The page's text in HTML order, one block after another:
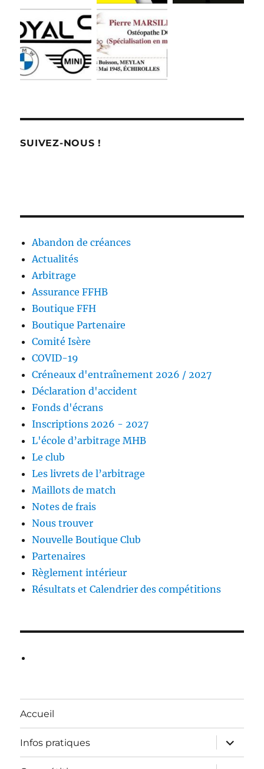
SUIVEZ-NOUS !
Abandon de créances
Actualités
Arbitrage
Assurance FFHB
Boutique FFH
Boutique Partenaire
Comité Isère
COVID-19
Créneaux d'entraînement 2026 / 2027
Déclaration d'accident
Fonds d'écrans
Inscriptions 2026 - 2027
L'école d’arbitrage MHB
Le club
Les livrets de l’arbitrage
Maillots de match
Notes de frais
Nous trouver
Nouvelle Boutique Club
Partenaires
Règlement intérieur
Résultats et Calendrier des compétitions
Accueil
Infos pratiques
ouvrir
le
sous-